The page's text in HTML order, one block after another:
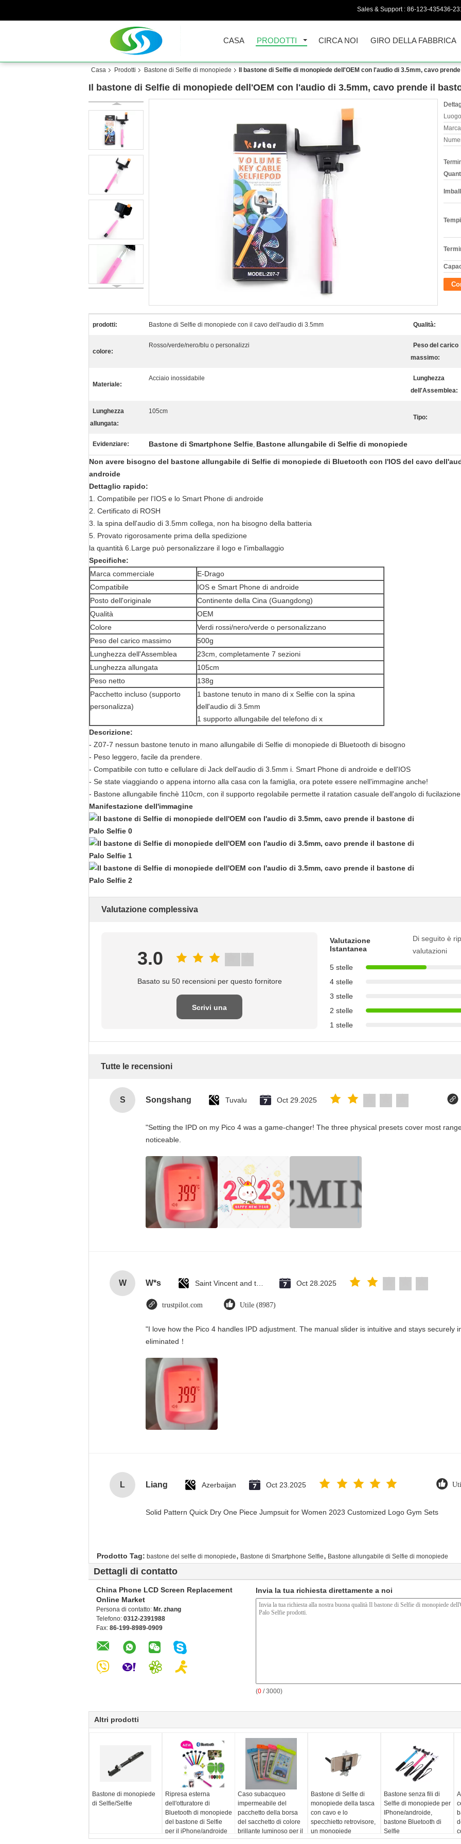
Sales & Support : 86-123-435436-
CASA PRODOTTI CIRCA NOI GIRO DELLA FABBRICA
Casa Prodotti Bastone di Selfie di monopiede Il bastone di Selfie di monopiede dell'OEM con l'audio di 3.5mm, cavo
Il bastone di Selfie di monopiede dell'OEM con l'audio di 3.5mm, cavo prende il
prodotti: Bastone di Selfie di monopiede con il cavo dell'audio di 3.5mm Qualità:
colore:
Rosso/verde/nero/blu o personalizzi
Peso del carico
massimo:
Materiale:
Acciaio inossidabile
Lunghezza
dell'Assemblea:
Lunghezza
allungata:
105cm
Tipo:
Evidenziare: Bastone di Smartphone Selfie, Bastone allungabile di Selfie di monopiede
Non avere bisogno del bastone allungabile di Selfie di monopiede di Bluetooth con l'IOS del cavo
androide
Dettaglio rapido:
1. Compatibile per l'IOS e lo Smart Phone di androide
2. Certificato di ROSH
3. la spina dell'audio di 3.5mm collega, non ha bisogno della batteria
5. Provato rigorosamente prima della spedizione
la quantità 6.Large può personalizzare il logo e l'imballaggio
Specifiche:
Marca commerciale
E-Drago
Compatibile
IOS e Smart Phone di androide
Posto dell'originale
Continente della Cina (Guangdong)
Qualità
OEM
Colore
Verdi rossi/nero/verde o personalizzano
Peso del carico massimo
500g
Lunghezza dell'Assemblea
23cm, completamente 7 sezioni
Lunghezza allungata
105cm
Peso netto
138g
Pacchetto incluso (supporto
personalizza)
1 bastone tenuto in mano di x Selfie con la spina
dell'audio di 3.5mm
1 supporto allungabile del telefono di x
Descrizione:
- Z07-7 nessun bastone tenuto in mano allungabile di Selfie di monopiede di Bluetooth di bisogno
- Peso leggero, facile da prendere.
- Compatibile con tutto e cellulare di Jack dell'audio di 3.5mm i. Smart Phone di androide e dell'IOS
- Se state viaggiando o appena intorno alla casa con la famiglia, ora potete essere nell'immagine anche!
- Bastone allungabile finchè 110cm, con il supporto regolabile permette il ratation casuale dell'angolo di
Manifestazione dell'immagine
Valutazione complessiva
3.0
Basato su 50 recensioni per questo fornitore
Scrivi una
Valutazione
Istantanea
Di seguito è
valutazioni
5 stelle
4 stelle
3 stelle
2 stelle
1 stelle
Tutte le recensioni
S Songshang Tuvalu Oct 29.2025
"Setting the IPD on my Pico 4 was a game-changer! The three physical presets cover most
noticeable.
W W*s Oct 28.2025
trustpilot.com Utile (8987)
"I love how the Pico 4 handles IPD adjustment. The manual slider is intuitive and stays securely
eliminated！
L Liang Azerbaijan Oct 23.2025
Solid Pattern Quick Dry One Piece Jumpsuit for Women 2023 Customized Logo Gym Sets
Prodotto Tag: bastone del selfie di monopiede, Bastone di Smartphone Selfie, Bastone allungabile di Selfie di monopiede
Dettagli di contatto
China Phone LCD Screen Replacement
Online Market
Persona di contatto: Mr. zhang
Telefono: 0312-2391988
Fax: 86-199-8989-0909
Invia la tua richiesta direttamente a noi
(0 / 3000)
Altri prodotti
Bastone di monopiede
di Selfie/Selfie
Ripresa esterna
dell'otturatore di
Bluetooth di monopiede
del bastone di Selfie
per il iPhone/androide
Caso subacqueo
impermeabile del
pacchetto della borsa
del sacchetto di colore
brillante luminoso per il
iPhone del telefono
Bastone di Selfie di
monopiede della tasca
con cavo e lo
specchietto retrovisore,
un monopiede
metallico di 360 clip
Bastone senza fili di
Selfie di monopiede per
IPhone/androide,
bastone Bluetooth di
Selfie